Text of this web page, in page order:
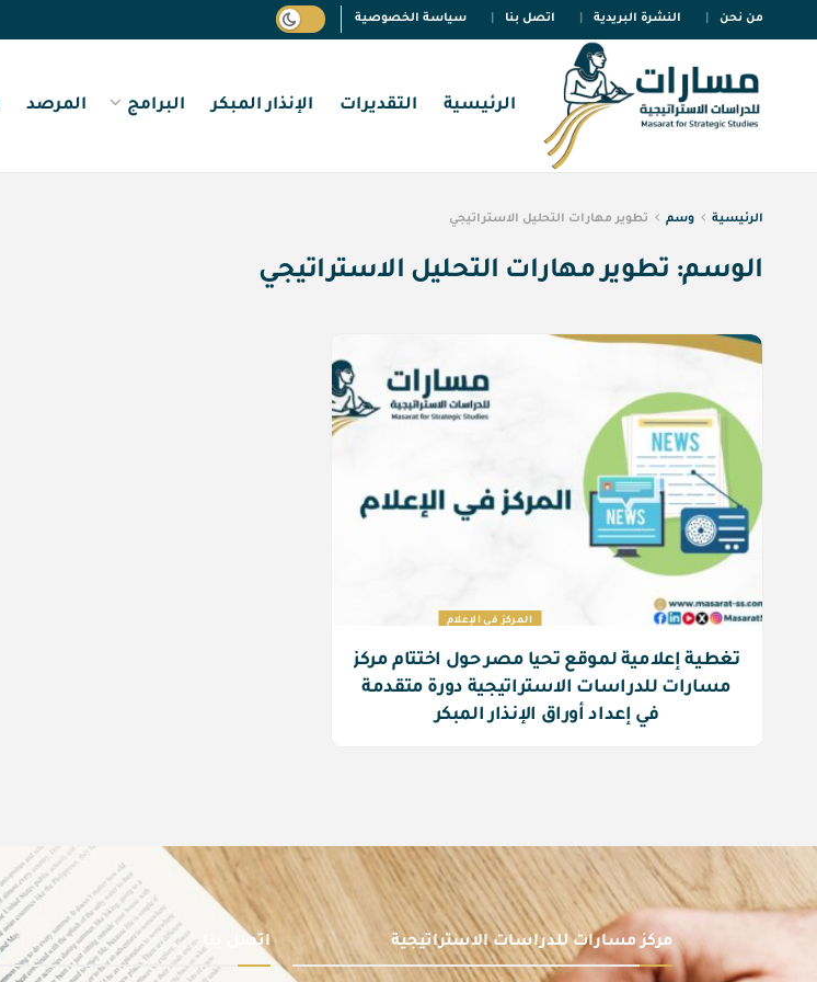
من نحن النشرة البريدية اتصل بنا سياسة الخصوصية
الرئيسية التقديرات الإنذار المبكر البرامج المرصد
الرئيسية وسم تطوير مهارات التحليل الاستراتيجي
الوسم: تطوير مهارات التحليل الاستراتيجي
المركز في الإعلام
تغطية إعلامية لموقع تحيا مصر حول اختتام ‎مركز
مسارات للدراسات الاستراتيجية دورة متقدمة
في إعداد أوراق الإنذار المبكر
مركز مسارات للدراسات الاستراتيجية اتصل بنا